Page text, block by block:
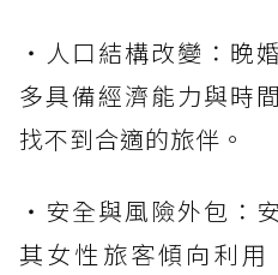
・人口結構改變：晚
多具備經濟能力與時
找不到合適的旅伴。
・安全與風險外包：
其女性旅客傾向利